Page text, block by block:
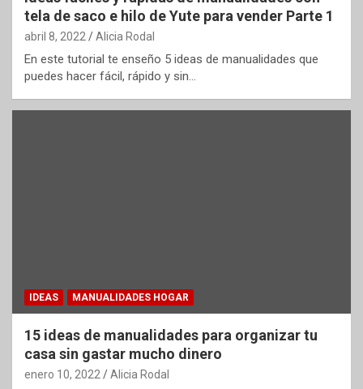
tela de saco e hilo de Yute para vender Parte 1
abril 8, 2022 Alicia Rodal
En este tutorial te enseño 5 ideas de manualidades que
puedes hacer fácil, rápido y sin…
IDEAS MANUALIDADES HOGAR
15 ideas de manualidades para organizar tu
casa sin gastar mucho dinero
enero 10, 2022 Alicia Rodal